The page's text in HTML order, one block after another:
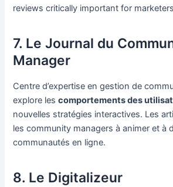
reviews critically important for
7. Le Journal du
Manager
Centre d’expertise en gestion de
explore lescomportements des
nouvelles stratégies interactives. Les
les community managers à animer et à
communautés en ligne.
8. Le Digitalizeur